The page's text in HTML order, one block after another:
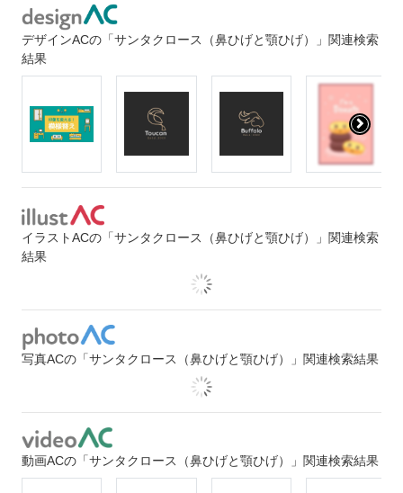
デザインACの「サンタクロース（鼻ひげと顎ひげ）」関連検索
結果
イラストACの「サンタクロース（鼻ひげと顎ひげ）」関連検索
結果
写真ACの「サンタクロース（鼻ひげと顎ひげ）」関連検索結果
動画ACの「サンタクロース（鼻ひげと顎ひげ）」関連検索結果